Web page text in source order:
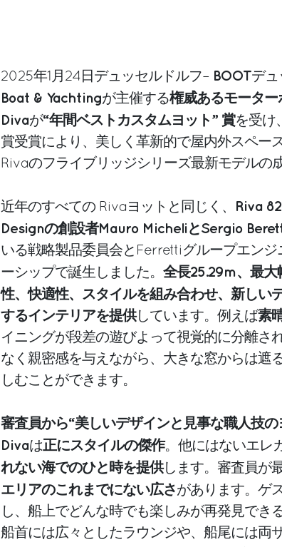
2025年1月24日デュッセルドルフ– BOOTデュ
Boat & Yachtingが主催する権威あるモータ
Divaが“年間ベストカスタムヨット” 賞を受け
賞受賞により、美しく革新的で屋内外スペー
Rivaのフライブリッジシリーズ最新モデルの
近年のすべての Rivaヨットと同じく、
Riva
Designの創設者Mauro MicheliとSergio
いる戦略製品委員会とFerrettiグループエン
ーシップで誕生しました。 全長25.29m、最大
性、快適性、スタイルを組み合わせ、新しい
するインテリアを提供しています。例えば素
イニングが段差の遊びよって視覚的に分離さ
なく親密感を与えながら、大きな窓からは遮
しむことができます。
審査員から“美しいデザインと見事な職人技の
Divaは正にスタイルの傑作。他にはないエレ
れない海でのひと時を提供します。審査員が
エリアのこれまでにない広さがあります。ゲ
し、船上でどんな時でも楽しみが再発見でき
船首には広々としたラウンジや、船尾には両